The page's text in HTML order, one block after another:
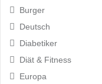
Burger
Deutsch
Diabetiker
Diät & Fitness
Europa